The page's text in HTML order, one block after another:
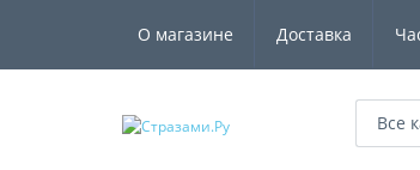
О магазине Доставка
Все